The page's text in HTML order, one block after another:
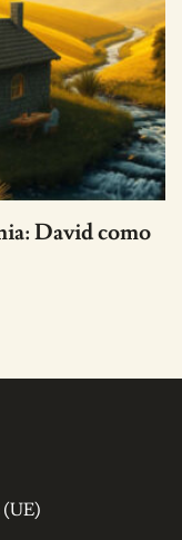
David como
(UE)